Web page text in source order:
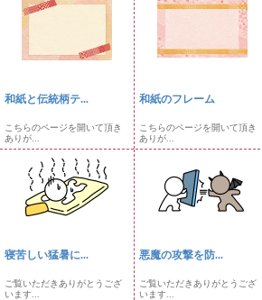
和紙と伝統柄テ...
こちらのページを開いて頂き
ありが...
和紙のフレーム
こちらのページを開いて頂き
ありが...
寝苦しい猛暑に...
ご覧いただきありがとうござ
います...
悪魔の攻撃を防...
ご覧いただきありがとうござ
います...